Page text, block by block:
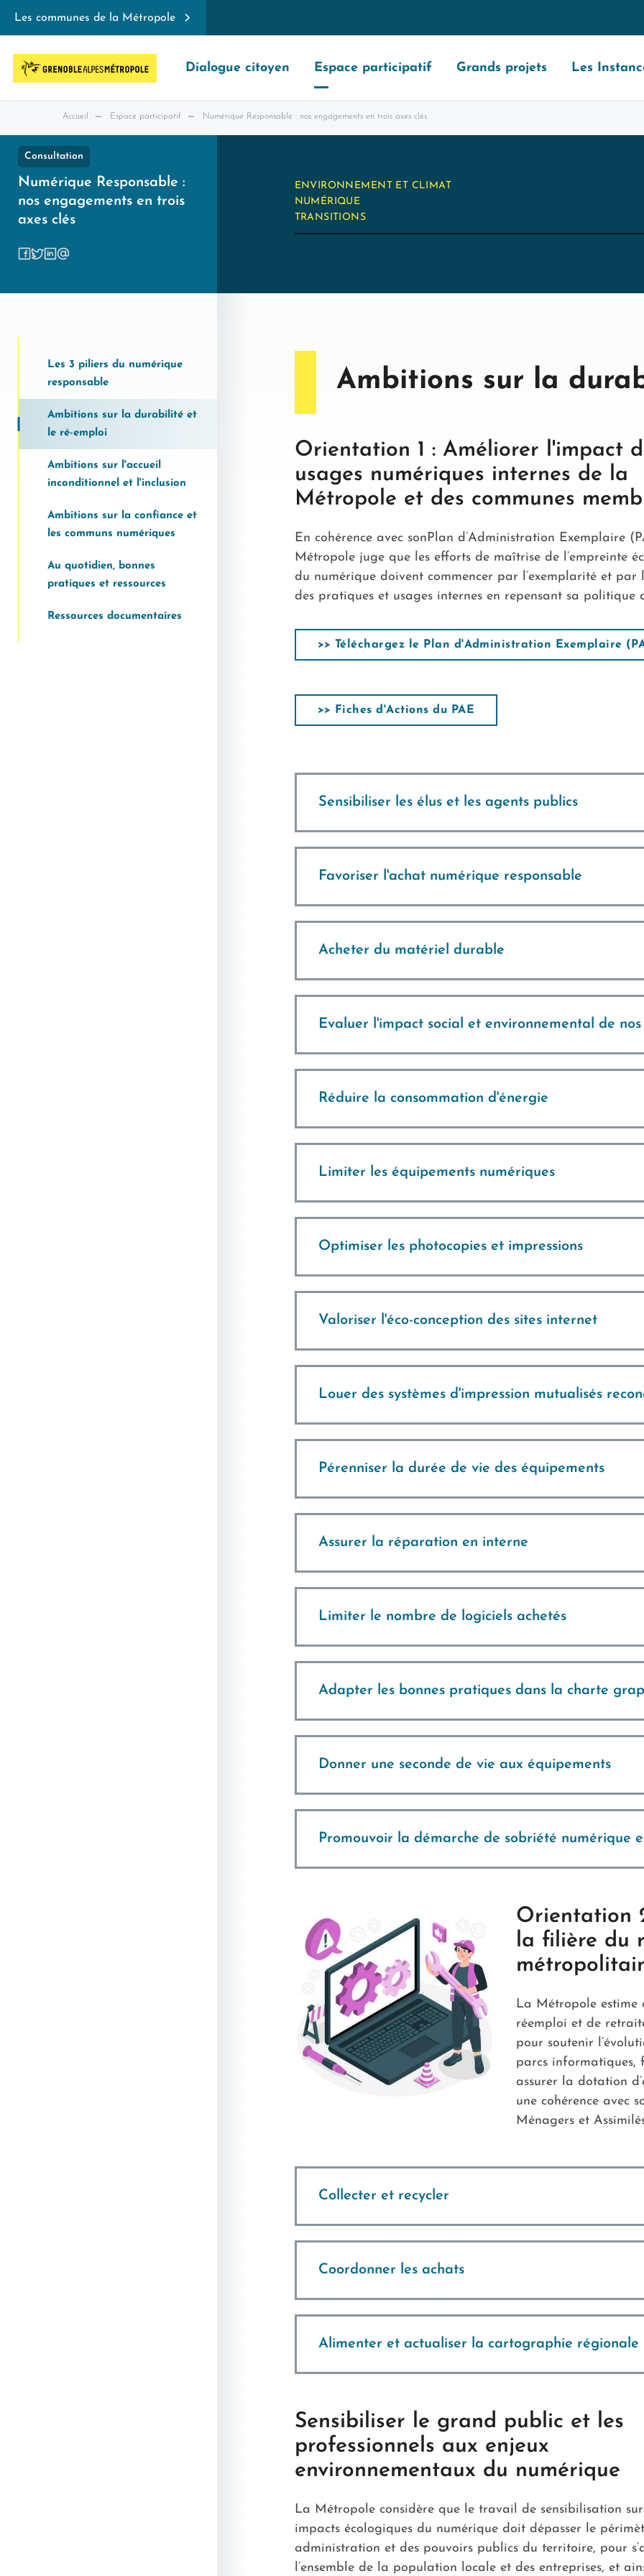
Les communes de la Métropole
Dialogue citoyen Espace participatif Grands projets Les
Accueil Espace participatif Numérique Responsable : nos engagements en trois axes clés
Consultation
Numérique Responsable :
nos engagements en trois
axes clés
ENVIRONNEMENT ET CLIMAT
NUMÉRIQUE
TRANSITIONS
Les 3 piliers du numérique
responsable
Ambitions sur la durabilité et
le ré-emploi
Ambitions sur l'accueil
inconditionnel et l'inclusion
Ambitions sur la confiance et
les communs numériques
Au quotidien, bonnes
pratiques et ressources
Ressources documentaires
Ambitions sur la
Orientation 1 : Améliorer l'impact
usages numériques internes de la
Métropole et des communes
En cohérence avec sonPlan d’Administration Exemplaire
Métropole juge que les efforts de maîtrise de l’empreinte
du numérique doivent commencer par l’exemplarité et par
des pratiques et usages internes en repensant sa politique
>> Téléchargez le Plan d'Administration Exemplaire
>> Fiches d'Actions du PAE
Sensibiliser les élus et les agents publics
Favoriser l'achat numérique responsable
Acheter du matériel durable
Evaluer l'impact social et environnemental de
Réduire la consommation d'énergie
Limiter les équipements numériques
Optimiser les photocopies et impressions
Valoriser l'éco-conception des sites internet
Louer des systèmes d'impression mutualisés
Pérenniser la durée de vie des équipements
Assurer la réparation en interne
Limiter le nombre de logiciels achetés
Adapter les bonnes pratiques dans la charte
Donner une seconde de vie aux équipements
Promouvoir la démarche de sobriété numérique
Orientation
la filière du
La Métropole
réemploi et de
pour soutenir
parcs informatiques,
assurer la dotation
une cohérence avec
Ménagers et
Collecter et recycler
Coordonner les achats
Alimenter et actualiser la cartographie régionale
Sensibiliser le grand public et les
professionnels aux enjeux
environnementaux du numérique
La Métropole considère que le travail de sensibilisation
impacts écologiques du numérique doit dépasser le
administration et des pouvoirs publics du territoire, pour
l’ensemble de la population locale et des entreprises, et